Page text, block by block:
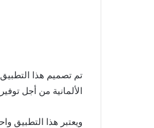
تم تصميم هذا
الألمانية من أجل
ويعتبر هذا التطبيق